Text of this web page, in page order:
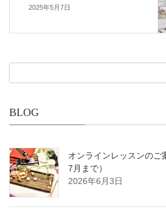
2025年5月7日
BLOG
オンラインレッスンのご
7月まで）
2026年6月3日